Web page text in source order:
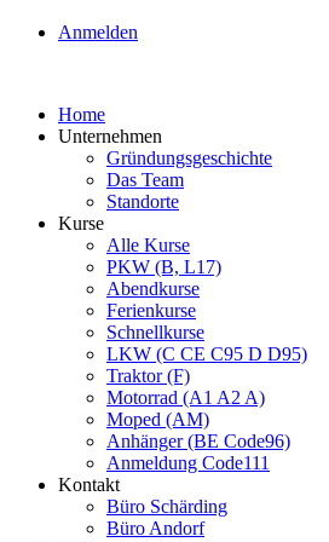
Anmelden
Home
Unternehmen
Gründungsgeschichte
Das Team
Standorte
Kurse
Alle Kurse
PKW (B, L17)
Abendkurse
Ferienkurse
Schnellkurse
LKW (C CE C95 D D95)
Traktor (F)
Motorrad (A1 A2 A)
Moped (AM)
Anhänger (BE Code96)
Anmeldung Code111
Kontakt
Büro Schärding
Büro Andorf